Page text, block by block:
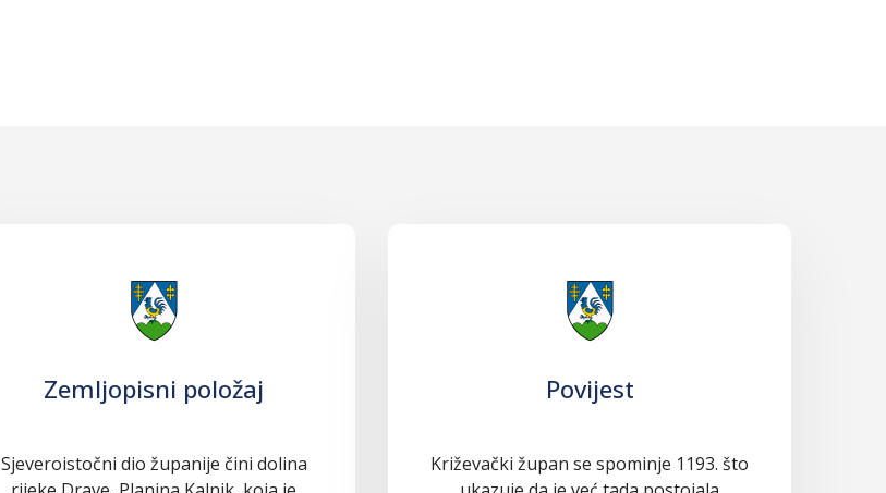
Zemljopisni položaj
Sjeveroistočni dio županije čini dolina
Povijest
Križevački župan se spominje 1193. što